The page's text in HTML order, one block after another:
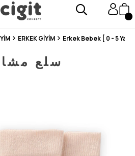
Uygun Fiyat Garantisi !
Alışverişlerde Kargo Ücretsiz !
Şartsız İade İmkanı
ERKEK GİYİM Erkek Bebek [ 0 - 5 Yaş ]
سلع